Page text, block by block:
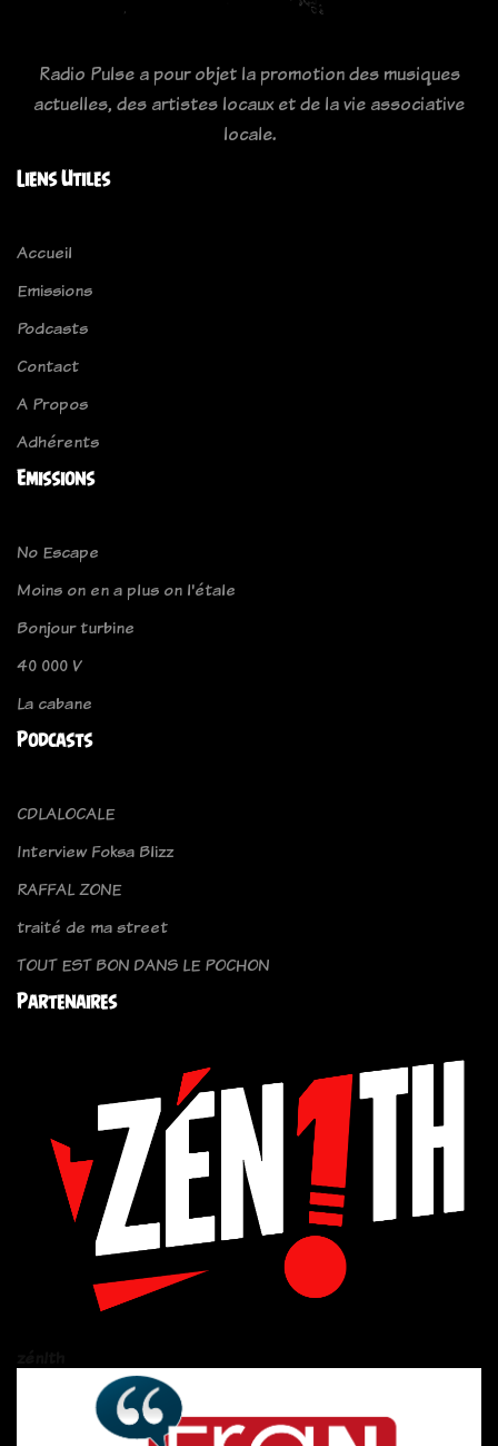
Radio Pulse a pour objet la promotion des musiques
actuelles, des artistes locaux et de la vie associative
locale.
Liens Utiles
Accueil
Emissions
Podcasts
Contact
A Propos
Adhérents
Emissions
No Escape
Moins on en a plus on l'étale
Bonjour turbine
40 000 V
La cabane
Podcasts
CDLALOCALE
Interview Foksa Blizz
RAFFAL ZONE
traité de ma street
TOUT EST BON DANS LE POCHON
Partenaires